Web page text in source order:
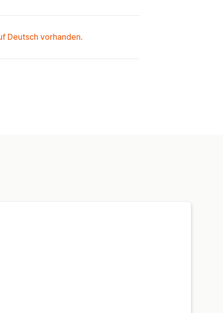
Deutsch vorhanden.